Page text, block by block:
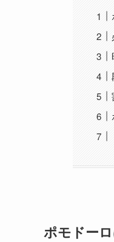
ポモドー